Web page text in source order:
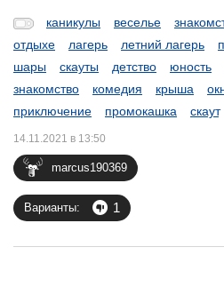
каникулы веселье
отдыхе
лагерь летний лагерь
шары
скауты детство юность
знакомство
комедия крыша
приключение
промокашка скаут
marcus190369
14.11.2021 в 13:50
Варианты: 1